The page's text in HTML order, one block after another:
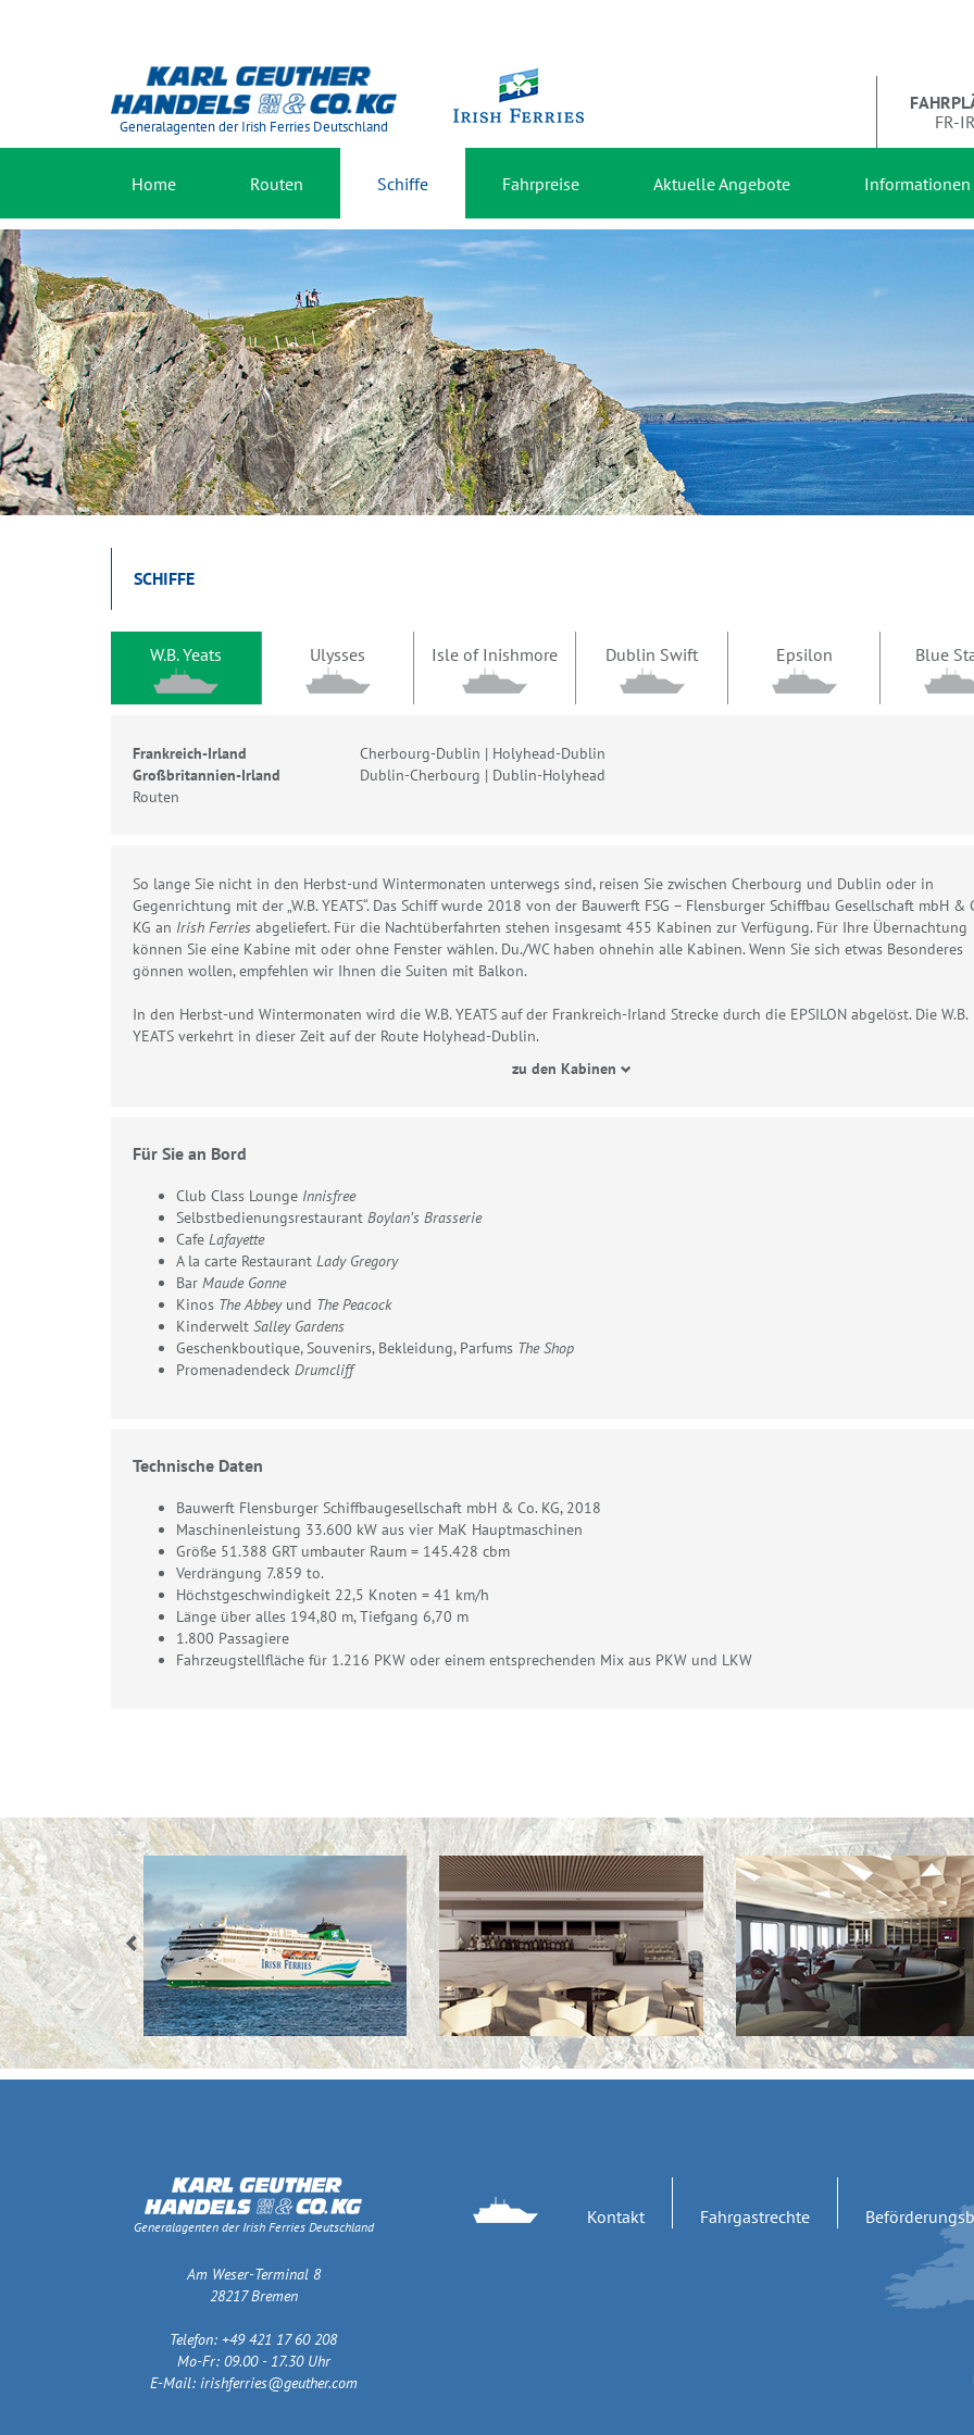
Generalagenten der Irish Ferries Deutschland
FR-
Home Routen Schiffe Fahrpreise Aktuelle Angebote Informationen
SCHIFFE
W.B. Yeats Ulysses Isle of Inishmore Dublin Swift Epsilon Blue
Frankreich-Irland
Großbritannien-Irland
Routen
Cherbourg-Dublin | Holyhead-Dublin
Dublin-Cherbourg | Dublin-Holyhead
So lange Sie nicht in den Herbst-und Wintermonaten unterwegs sind, reisen Sie zwischen Cherbourg und Dublin oder in
Gegenrichtung mit der „W.B. YEATS“. Das Schiff wurde 2018 von der Bauwerft FSG – Flensburger Schiffbau Gesellschaft mbH &
KG an Irish Ferries abgeliefert. Für die Nachtüberfahrten stehen insgesamt 455 Kabinen zur Verfügung. Für Ihre Übernachtung
können Sie eine Kabine mit oder ohne Fenster wählen. Du./WC haben ohnehin alle Kabinen. Wenn Sie sich etwas Besonderes
gönnen wollen, empfehlen wir Ihnen die Suiten mit Balkon.
In den Herbst-und Wintermonaten wird die W.B. YEATS auf der Frankreich-Irland Strecke durch die EPSILON abgelöst. Die W.B.
YEATS verkehrt in dieser Zeit auf der Route Holyhead-Dublin.
zu den Kabinen
Für Sie an Bord
Club Class Lounge Innisfree
Selbstbedienungsrestaurant Boylan’s Brasserie
Cafe Lafayette
A la carte Restaurant Lady Gregory
Bar Maude Gonne
Kinos The Abbeyund The Peacock
Kinderwelt Salley Gardens
Geschenkboutique, Souvenirs, Bekleidung, Parfums The Shop
Promenadendeck Drumcliff
Technische Daten
Bauwerft Flensburger Schiffbaugesellschaft mbH & Co. KG, 2018
Maschinenleistung 33.600 kW aus vier MaK Hauptmaschinen
Größe 51.388 GRT umbauter Raum = 145.428 cbm
Verdrängung 7.859 to.
Höchstgeschwindigkeit 22,5 Knoten = 41 km/h
Länge über alles 194,80 m, Tiefgang 6,70 m
1.800 Passagiere
Fahrzeugstellfläche für 1.216 PKW oder einem entsprechenden Mix aus PKW und LKW
Previous
Generalagenten der Irish Ferries Deutschland
Am Weser-Terminal 8
28217 Bremen
Telefon: +49 421 17 60 208
Mo-Fr: 09.00 - 17.30 Uhr
E-Mail: irishferries@geuther.com
Kontakt Fahrgastrechte